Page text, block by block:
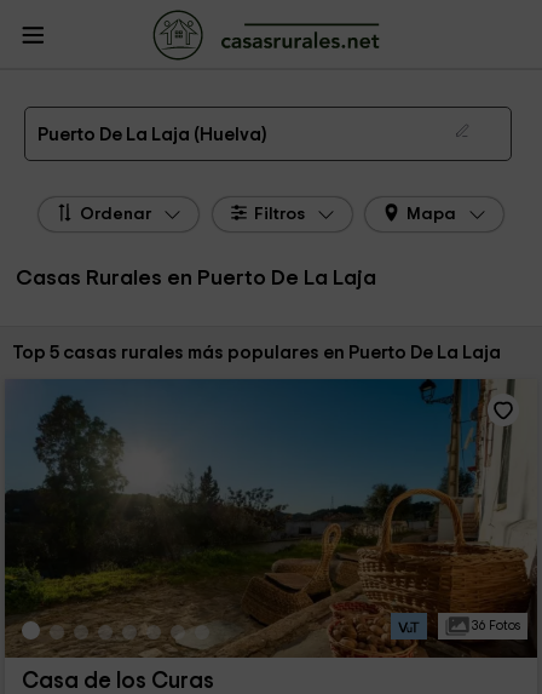
Casas Rurales
Huelva
Casas Rurales Puerto De La Laja
Las 5 mejores casas rurales en Puerto De La Laja de 2026
Puerto De La Laja (Huelva)
Ordenar Filtros Mapa
Casas Rurales en Puerto De La Laja
Ordenar por:
Top 5 casas rurales más populares en Puerto De La Laja
36 Fotos
Casa de los Curas